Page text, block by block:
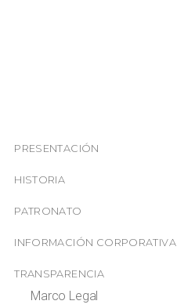
PRESENTACIÓN
HISTORIA
PATRONATO
INFORMACIÓN CORPORATIVA
TRANSPARENCIA
Marco Legal